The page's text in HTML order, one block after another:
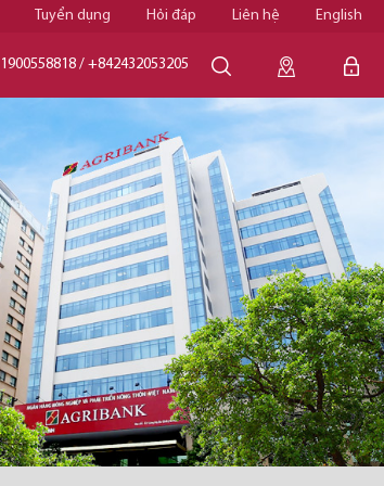
Tuyển dụng Hỏi đáp Liên hệ English
1900558818 / +842432053205